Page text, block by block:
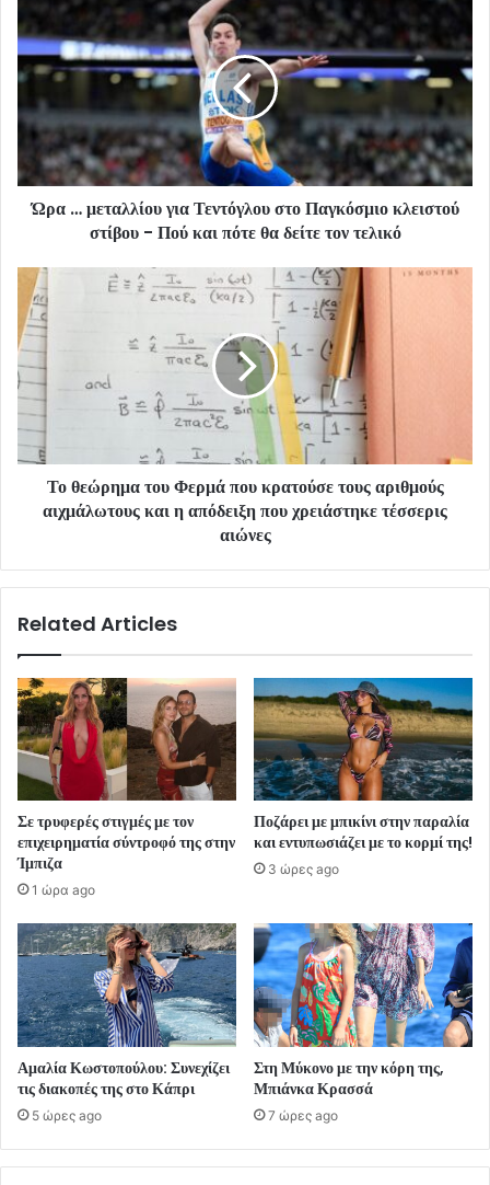
Ώρα … μεταλλίου για Τεντόγλου στο Παγκόσμιο κλειστού
στίβου - Πού και πότε θα δείτε τον τελικό
Το θεώρημα του Φερμά που κρατούσε τους αριθμούς
αιχμάλωτους και η απόδειξη που χρειάστηκε τέσσερις
αιώνες
Related Articles
Σε τρυφερές στιγμές με τον
επιχειρηματία σύντροφό της στην
Ίμπιζα
1 ώρα ago
Ποζάρει με μπικίνι στην παραλία
και εντυπωσιάζει με το κορμί της!
3 ώρες ago
Αμαλία Κωστοπούλου: Συνεχίζει
τις διακοπές της στο Κάπρι
5 ώρες ago
Στη Μύκονο με την κόρη της,
Μπιάνκα Κρασσά
7 ώρες ago